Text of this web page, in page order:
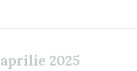
aprilie 2025